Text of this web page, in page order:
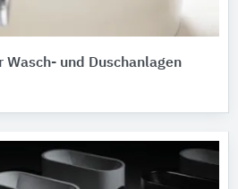
und Duschanlagen